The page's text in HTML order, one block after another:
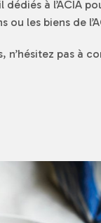
à l’ACIA
les biens de
pas à